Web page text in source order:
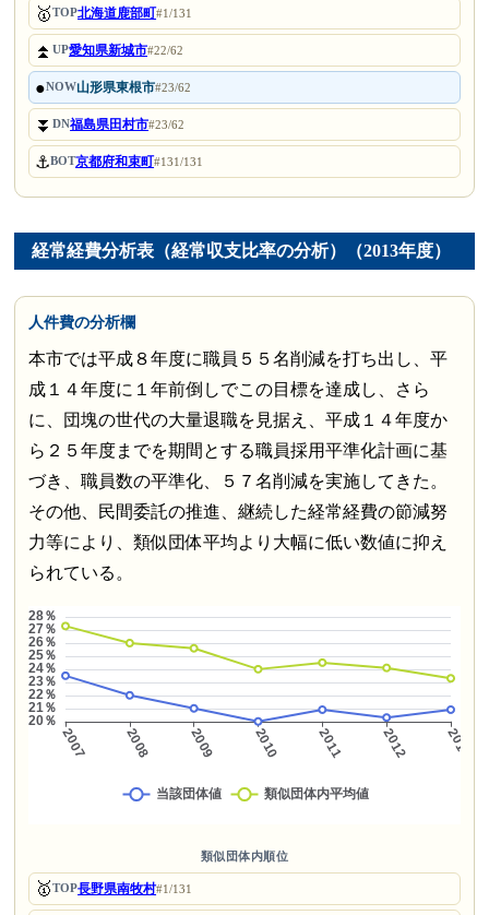
🥇TOP北海道鹿部町#1/131
⏫UP愛知県新城市#22/62
●NOW山形県東根市#23/62
⏬DN福島県田村市#23/62
⚓BOT京都府和束町#131/131
経常経費分析表（経常収支比率の分析）（2013年度）
人件費の分析欄
本市では平成８年度に職員５５名削減を打ち出し、平
成１４年度に１年前倒しでこの目標を達成し、さら
に、団塊の世代の大量退職を見据え、平成１４年度か
ら２５年度までを期間とする職員採用平準化計画に基
づき、職員数の平準化、５７名削減を実施してきた。
その他、民間委託の推進、継続した経常経費の節減努
力等により、類似団体平均より大幅に低い数値に抑え
られている。
類似団体内順位
🥇TOP長野県南牧村#1/131